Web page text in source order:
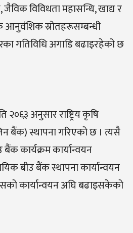
विविधता महासन्धि, खाद्य र
आनुवंशिक स्रोतहरूसम्बन्धी
गतिविधि अगाडि बढाइरहेको छ
अनुसार राष्ट्रिय कृषि
बैंक) स्थापना गरिएको छ । त्यसै
कार्यक्रम कार्यान्वयन
बीउ बैंक स्थापना कार्यान्वयन
कार्यान्वयन अघि बढाइसकेको